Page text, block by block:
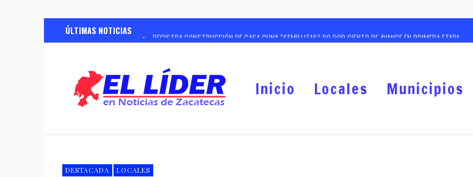
ÚLTIMAS NOTICIAS
REGISTRA CONSTRUCCIÓN DE CASA CUNA “SEMILLITAS” 99 POR CIENTO DE AVANCE EN PRIMERA ETAPA
ANTE MÁS DE 4 MIL PRODUCTORES Y GANADEROS, ANUNCIA GOBERNADOR DAVID MONREAL NUEVA ETAPA
CON REDUCCIÓN DE 97% EN HOMICIDIOS, HOY NO PRIVA LA IMPUNIDAD EN ZACATECAS: GOBERNADOR DAVID
Inicio Locales Municipios
DESTACADA LOCALES